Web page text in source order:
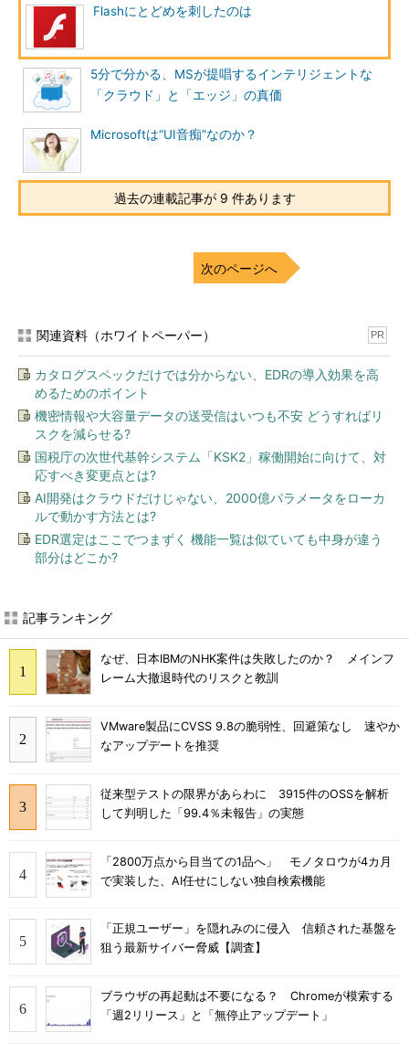
Flashにとどめを刺したのは
5分で分かる、MSが提唱するインテリジェントな
「クラウド」と「エッジ」の真価
Microsoftは“UI音痴”なのか？
過去の連載記事が 9 件あります
次のページへ
関連資料（ホワイトペーパー） PR
カタログスペックだけでは分からない、EDRの導入効果を高
めるためのポイント
機密情報や大容量データの送受信はいつも不安 どうすればリ
スクを減らせる?
国税庁の次世代基幹システム「KSK2」稼働開始に向けて、対
応すべき変更点とは?
AI開発はクラウドだけじゃない、2000億パラメータをローカ
ルで動かす方法とは?
EDR選定はここでつまずく 機能一覧は似ていても中身が違う
部分はどこか?
記事ランキング
なぜ、日本IBMのNHK案件は失敗したのか？ メインフ
レーム大撤退時代のリスクと教訓
VMware製品にCVSS 9.8の脆弱性、回避策なし 速やか
なアップデートを推奨
従来型テストの限界があらわに 3915件のOSSを解析
して判明した「99.4％未報告」の実態
「2800万点から目当ての1品へ」 モノタロウが4カ月
で実装した、AI任せにしない独自検索機能
「正規ユーザー」を隠れみのに侵入 信頼された基盤を
狙う最新サイバー脅威【調査】
ブラウザの再起動は不要になる？ Chromeが模索する
「週2リリース」と「無停止アップデート」